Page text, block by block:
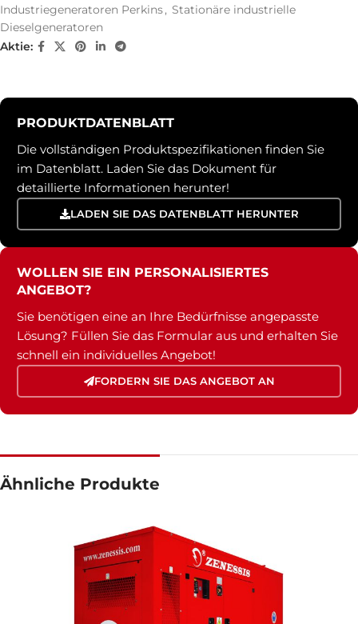
Industriegeneratoren Perkins, Stationäre industrielle
Dieselgeneratoren
Aktie:
PRODUKTDATENBLATT
Die vollständigen Produktspezifikationen finden Sie
im Datenblatt. Laden Sie das Dokument für
detaillierte Informationen herunter!
LADEN SIE DAS DATENBLATT HERUNTER
WOLLEN SIE EIN PERSONALISIERTES
ANGEBOT?
Sie benötigen eine an Ihre Bedürfnisse angepasste
Lösung? Füllen Sie das Formular aus und erhalten Sie
schnell ein individuelles Angebot!
FORDERN SIE DAS ANGEBOT AN
Ähnliche Produkte